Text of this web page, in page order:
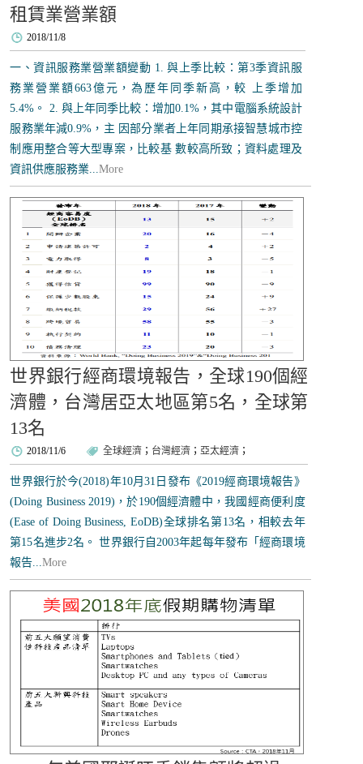
租賃業營業額
2018/11/8
一、資訊服務業營業額變動 1. 與上季比較：第3季資訊服
務業營業額663億元，為歷年同季新高，較 上季增加
5.4%。 2. 與上年同季比較：增加0.1%，其中電腦系統設計
服務業年減0.9%，主 因部分業者上年同期承接智慧城市控
制應用整合等大型專案，比較基 數較高所致；資料處理及
資訊供應服務業...More
世界銀行經商環境報告，全球190個經
濟體，台灣居亞太地區第5名，全球第
13名
2018/11/6 全球經濟 ； 台灣經濟 ；亞太經濟 ；
世界銀行於今(2018)年10月31日發布《2019經商環境報告》
(Doing Business 2019)，於190個經濟體中，我國經商便利度
(Ease of Doing Business, EoDB)全球排名第13名，相較去年
第15名進步2名。 世界銀行自2003年起每年發布「經商環境
報告...More